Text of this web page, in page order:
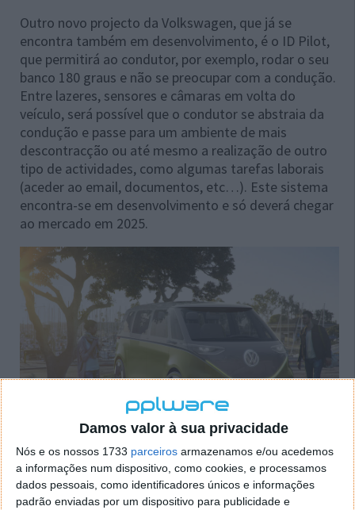
Damos valor à sua privacidade
Nós e os nossos 1733 parceiros armazenamos e/ou acedemos
a informações num dispositivo, como cookies, e processamos
dados pessoais, como identificadores únicos e informações
padrão enviadas por um dispositivo para publicidade e
Outro novo projecto da Volkswagen, que já se
encontra também em desenvolvimento, é o ID Pilot,
que permitirá ao condutor, por exemplo, rodar o seu
banco 180 graus e não se preocupar com a condução.
Entre lazeres, sensores e câmaras em volta do
veículo, será possível que o condutor se abstraia da
condução e passe para um ambiente de mais
descontracção ou até mesmo a realização de outro
tipo de actividades, como algumas tarefas laborais
(aceder ao email, documentos, etc…). Este sistema
encontra-se em desenvolvimento e só deverá chegar
ao mercado em 2025.
anterior próxima